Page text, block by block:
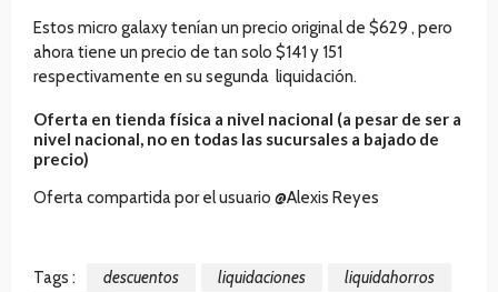
Estos micro galaxy tenían un precio original de $629 , pero
ahora tiene un precio de tan solo $141 y 151
respectivamente en su segunda liquidación.
Oferta en tienda física a nivel nacional (a pesar de ser a
nivel nacional, no en todas las sucursales a bajado de
precio)
Oferta compartida por el usuario @Alexis Reyes
Tags : descuentos liquidaciones
liquidahorros